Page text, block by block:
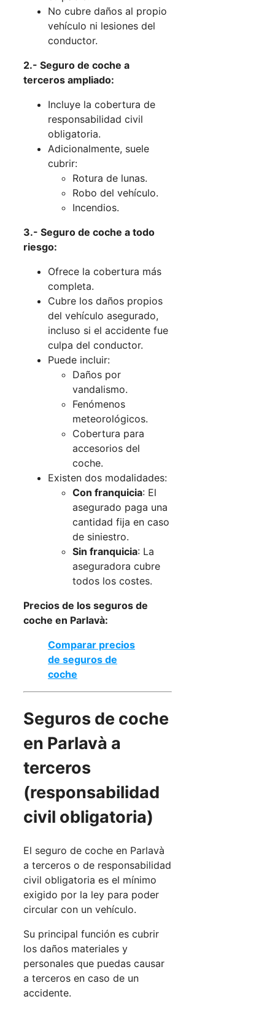
No cubre daños al propio
vehículo ni lesiones del
conductor.
2.- Seguro de coche a
terceros ampliado:
Incluye la cobertura de
responsabilidad civil
obligatoria.
Adicionalmente, suele
cubrir:
Rotura de lunas.
Robo del vehículo.
Incendios.
3.- Seguro de coche a todo
riesgo:
Ofrece la cobertura más
completa.
Cubre los daños propios
del vehículo asegurado,
incluso si el accidente fue
culpa del conductor.
Puede incluir:
Daños por
vandalismo.
Fenómenos
meteorológicos.
Cobertura para
accesorios del
coche.
Existen dos modalidades:
Con franquicia: El
asegurado paga una
cantidad fija en caso
de siniestro.
Sin franquicia: La
aseguradora cubre
todos los costes.
Precios de los seguros de
coche en Parlavà:
Comparar precios
de seguros de
coche
Seguros de coche
en Parlavà a
terceros
(responsabilidad
civil obligatoria)
El seguro de coche en Parlavà
a terceros o de responsabilidad
civil obligatoria es el mínimo
exigido por la ley para poder
circular con un vehículo.
Su principal función es cubrir
los daños materiales y
personales que puedas causar
a terceros en caso de un
accidente.